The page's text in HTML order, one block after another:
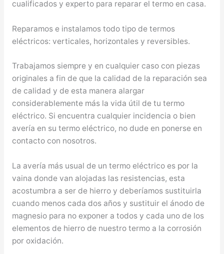
cualificados y experto para reparar el termo en casa.
Reparamos e instalamos todo tipo de termos
eléctricos: verticales, horizontales y reversibles.
Trabajamos siempre y en cualquier caso con piezas
originales a fin de que la calidad de la reparación sea
de calidad y de esta manera alargar
considerablemente más la vida útil de tu termo
eléctrico. Si encuentra cualquier incidencia o bien
avería en su termo eléctrico, no dude en ponerse en
contacto con nosotros.
La avería más usual de un termo eléctrico es por la
vaina donde van alojadas las resistencias, esta
acostumbra a ser de hierro y deberíamos sustituirla
cuando menos cada dos años y sustituir el ánodo de
magnesio para no exponer a todos y cada uno de los
elementos de hierro de nuestro termo a la corrosión
por oxidación.